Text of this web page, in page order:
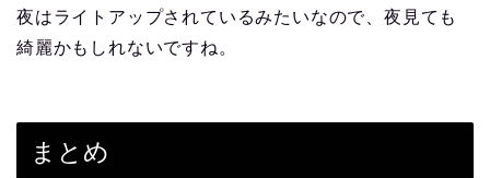
夜はライトアップされているみたいなので、夜見ても
綺麗かもしれないですね。
まとめ